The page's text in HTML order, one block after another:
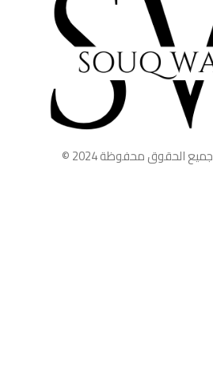
جميع الحقوق محفوظة 2024 ©